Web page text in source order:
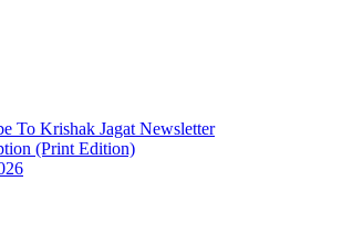
To Krishak Jagat Newsletter
(Print Edition)